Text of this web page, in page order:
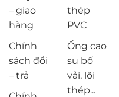
– giao
hàng
Chính
sách đổi
– trả
thép
PVC
Ống cao
su bố
vải, lõi
thép...